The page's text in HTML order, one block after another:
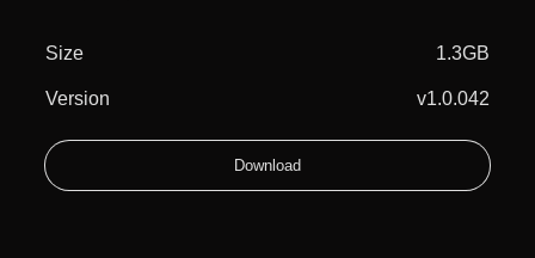
Size 1.3GB
Version v1.0.042
Download